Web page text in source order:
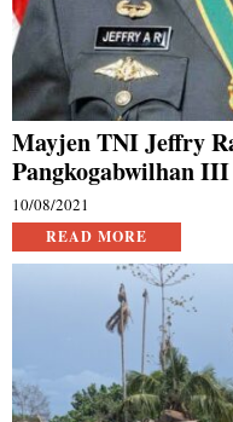
Mayjen TNI Jeffry
Pangkogabwilhan III
10/08/2021
READ MORE